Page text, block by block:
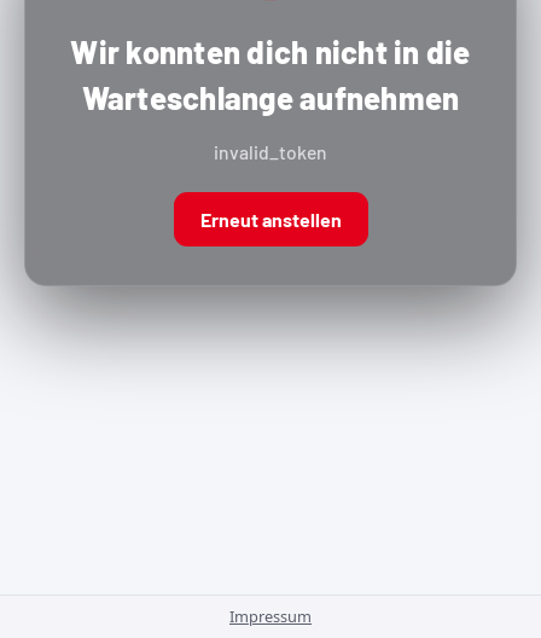
Wir konnten dich nicht in die
Warteschlange aufnehmen
invalid_token
Erneut anstellen
Impressum